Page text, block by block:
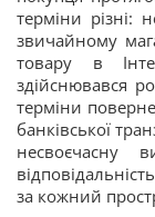
терміни різні:
звичайному
товару в
здійснювався
терміни
банківської
несвоєчасну
за кожний